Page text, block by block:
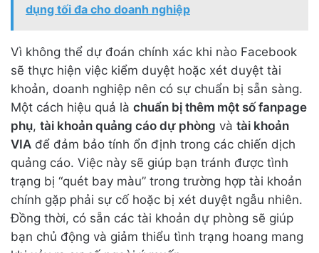
dụng tối đa cho doanh nghiệp
Vì không thể dự đoán chính xác khi nào Facebook
sẽ thực hiện việc kiểm duyệt hoặc xét duyệt tài
khoản, doanh nghiệp nên có sự chuẩn bị sẵn sàng.
Một cách hiệu quả là chuẩn bị thêm một số fanpage
phụ, tài khoản quảng cáo dự phòng và tài khoản
VIA để đảm bảo tính ổn định trong các chiến dịch
quảng cáo. Việc này sẽ giúp bạn tránh được tình
trạng bị “quét bay màu” trong trường hợp tài khoản
chính gặp phải sự cố hoặc bị xét duyệt ngẫu nhiên.
Đồng thời, có sẵn các tài khoản dự phòng sẽ giúp
bạn chủ động và giảm thiểu tình trạng hoang mang